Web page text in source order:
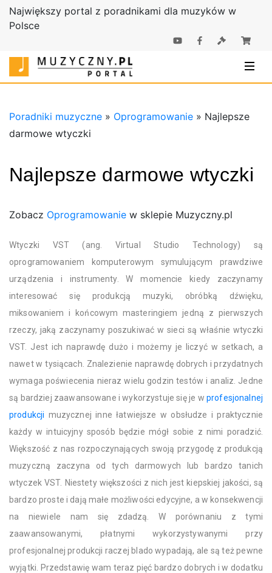
Największy portal z poradnikami dla muzyków w
Polsce
Sklep
muzyczne |
Poradniki muzyczne » Oprogramowanie » Najlepsze
darmowe wtyczki
Najlepsze darmowe wtyczki
Zobacz Oprogramowanie w sklepie Muzyczny.pl
Wtyczki VST (ang. Virtual Studio Technology) są
oprogramowaniem komputerowym symulującym prawdziwe
urządzenia i instrumenty. W momencie kiedy zaczynamy
interesować się produkcją muzyki, obróbką dźwięku,
miksowaniem i końcowym masteringiem jedną z pierwszych
rzeczy, jaką zaczynamy poszukiwać w sieci są właśnie wtyczki
VST. Jest ich naprawdę dużo i możemy je liczyć w setkach, a
nawet w tysiącach. Znalezienie naprawdę dobrych i przydatnych
wymaga poświecenia nieraz wielu godzin testów i analiz. Jedne
są bardziej zaawansowane i wykorzystuje się je wprofesjonalnej
produkcji muzycznej inne łatwiejsze w obsłudze i praktycznie
każdy w intuicyjny sposób będzie mógł sobie z nimi poradzić.
Większość z nas rozpoczynających swoją przygodę z produkcją
muzyczną zaczyna od tych darmowych lub bardzo tanich
wtyczek VST. Niestety większości z nich jest kiepskiej jakości, są
bardzo proste i dają małe możliwości edycyjne, a w konsekwencji
na niewiele nam się zdadzą. W porównaniu z tymi
zaawansowanymi, płatnymi wykorzystywanymi przy
profesjonalnej produkcji raczej blado wypadają, ale są też pewne
wyjątki. Przedstawię wam teraz pięć bardzo dobrych i w dodatku